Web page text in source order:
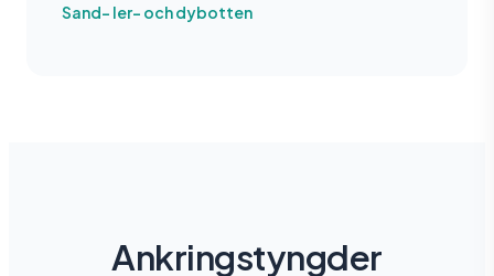
Sand- ler- och dybotten
Ankringstyngder